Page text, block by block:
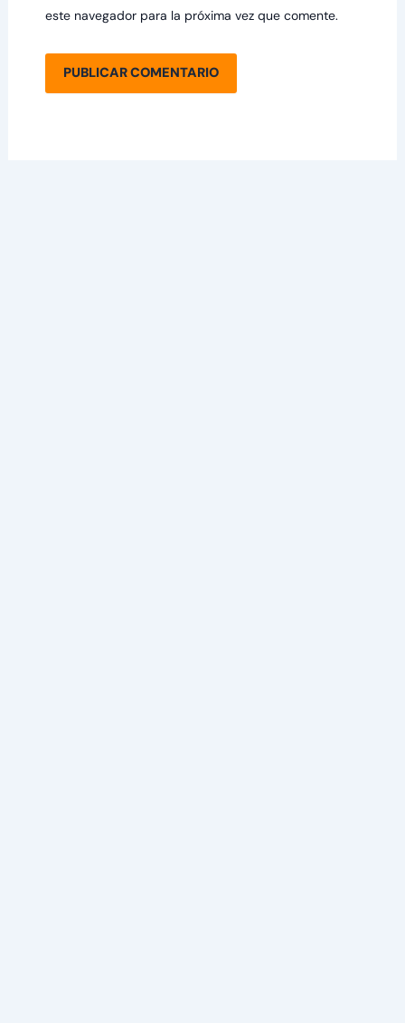
este navegador para la próxima vez que comente.